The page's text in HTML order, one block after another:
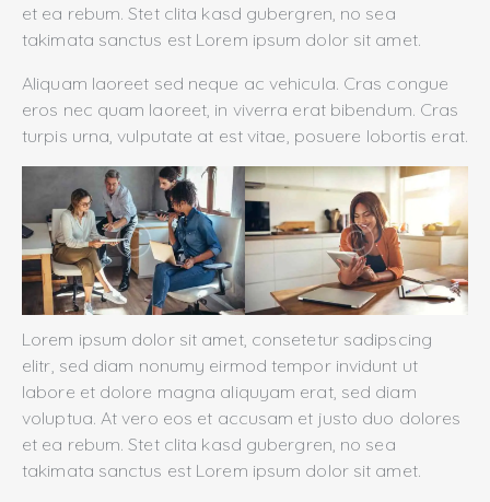
et ea rebum. Stet clita kasd gubergren, no sea
takimata sanctus est Lorem ipsum dolor sit amet.
Aliquam laoreet sed neque ac vehicula. Cras congue
eros nec quam laoreet, in viverra erat bibendum. Cras
turpis urna, vulputate at est vitae, posuere lobortis erat.
Lorem ipsum dolor sit amet, consetetur sadipscing
elitr, sed diam nonumy eirmod tempor invidunt ut
labore et dolore magna aliquyam erat, sed diam
voluptua. At vero eos et accusam et justo duo dolores
et ea rebum. Stet clita kasd gubergren, no sea
takimata sanctus est Lorem ipsum dolor sit amet.